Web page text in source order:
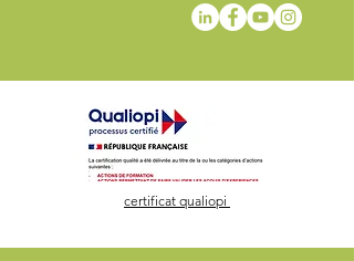
certificat qualiopi